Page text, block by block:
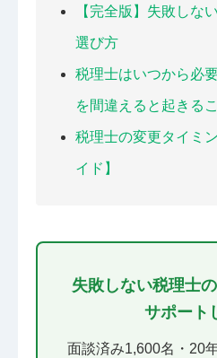
【完全版】失敗しな
選び方
税理士はいつから必
を間違えると起きる
税理士の変更タイミ
イド】
失敗しない税理士
サポート
面談済み1,600名・20